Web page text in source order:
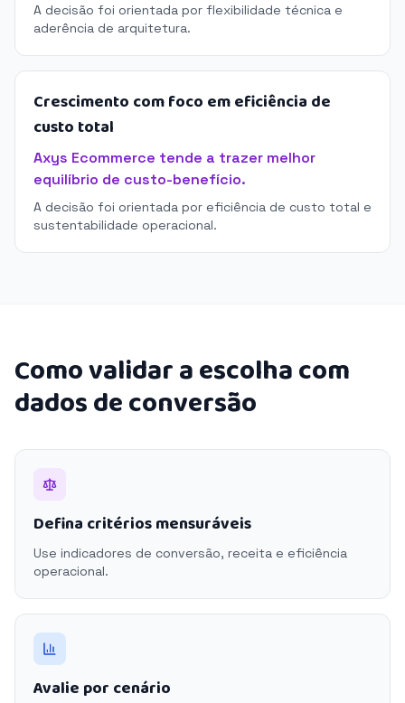
A decisão foi orientada por flexibilidade técnica e
aderência de arquitetura.
Crescimento com foco em eficiência de
custo total
Axys Ecommerce tende a trazer melhor
equilíbrio de custo-benefício.
A decisão foi orientada por eficiência de custo total e
sustentabilidade operacional.
Como validar a escolha com
dados de conversão
Defina critérios mensuráveis
Use indicadores de conversão, receita e eficiência
operacional.
Avalie por cenário